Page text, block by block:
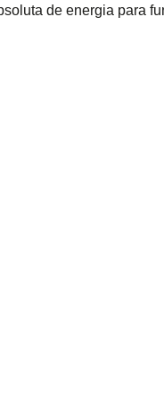
de energia para